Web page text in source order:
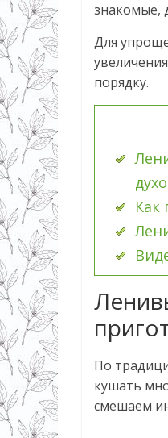
знакомые,
Для
порядку.
Как
По
кушать
смешаем